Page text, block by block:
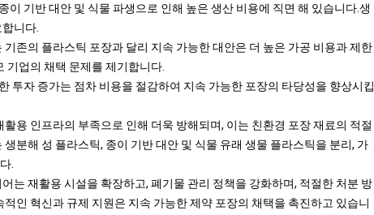
이 기반 대안 및 식물 파생으로 인해 높은 생산 비용에 직면 해 있습니다.생
니다.
존의 플라스틱 포장과 달리 지속 가능한 대안은 더 높은 가공 비용과 제한
기업의 채택 문제를 제기합니다.
투자 증가는 점차 비용을 절감하여 지속 가능한 포장의 타당성을 향상시킵
용 인프라의 부족으로 인해 더욱 방해되며, 이는 친환경 포장 재료의 적절
생분해 성 플라스틱, 종이 기반 대안 및 식물 유래 생물 플라스틱을 분리, 가
.
는 재활용 시설을 확장하고, 폐기물 관리 정책을 강화하며, 적절한 처분 방
인 혁신과 규제 지원은 지속 가능한 제약 포장의 채택을 촉진하고 있습니